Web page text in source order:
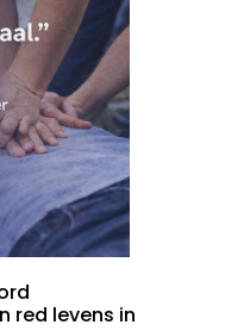
red levens in